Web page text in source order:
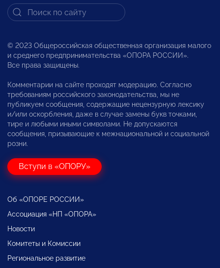
© 2023 Общероссийская общественная организация малого
и среднего предпринимательства «ОПОРА РОССИИ».
Все права защищены.
Комментарии на сайте проходят модерацию. Согласно
требованиям российского законодательства, мы не
публикуем сообщения, содержащие нецензурную лексику
и/или оскорбления, даже в случае замены букв точками,
тире и любыми иными символами. Не допускаются
сообщения, призывающие к межнациональной и социальной
розни.
Вступи в «ОПОРУ»
Об «ОПОРЕ РОССИИ»
Ассоциация «НП «ОПОРА»
Новости
Комитеты и Комиссии
Региональное развитие